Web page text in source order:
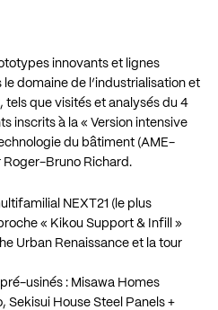
innovants et lignes
domaine de l’industrialisation et
tels que visités et analysés du 4
inscrits à la « Version intensive
du bâtiment (AME-
Bruno Richard.
NEXT21 (le plus
« Kikou Support & Infill »
Urban Renaissance et la tour
usinés : Misawa Homes
Sekisui House Steel Panels +